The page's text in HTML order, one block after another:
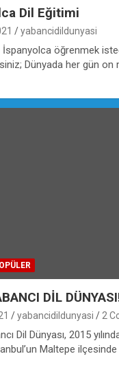
Dil Eğitimi
yabancidildunyasi
öğrenmek
Dünyada her gün
DİL
yabancidildunyasi 2
Dil Dünyası, 2015
Maltepe